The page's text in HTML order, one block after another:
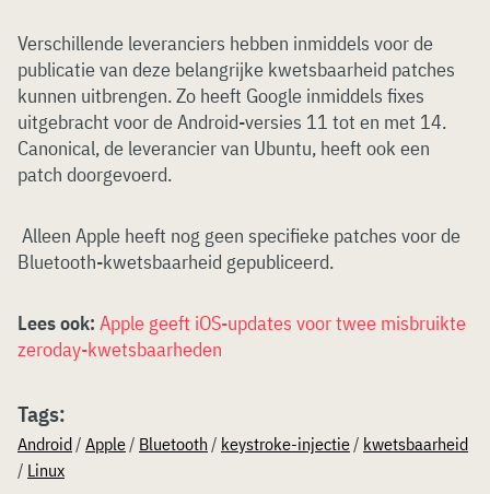
Verschillende leveranciers hebben inmiddels voor de
publicatie van deze belangrijke kwetsbaarheid patches
kunnen uitbrengen. Zo heeft Google inmiddels fixes
uitgebracht voor de Android-versies 11 tot en met 14.
Canonical, de leverancier van Ubuntu, heeft ook een
patch doorgevoerd.
Alleen Apple heeft nog geen specifieke patches voor de
Bluetooth-kwetsbaarheid gepubliceerd.
Lees ook: Apple geeft iOS-updates voor twee misbruikte
zeroday-kwetsbaarheden
Tags:
Android/ Apple/ Bluetooth / keystroke-injectie/ kwetsbaarheid
/ Linux